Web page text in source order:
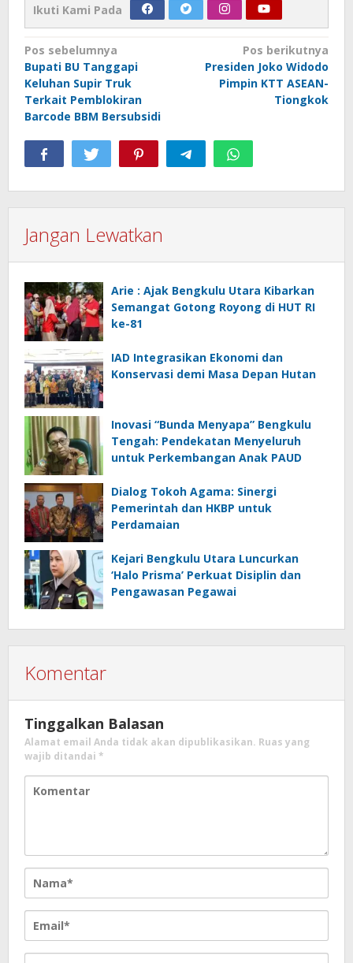
Ikuti Kami Pada
Navigasi
pos
Pos sebelumnya
Bupati BU Tanggapi
Keluhan Supir Truk
Terkait Pemblokiran
Barcode BBM Bersubsidi
Pos berikutnya
Presiden Joko Widodo
Pimpin KTT ASEAN-
Tiongkok
Jangan Lewatkan
Arie : Ajak Bengkulu Utara Kibarkan
Semangat Gotong Royong di HUT RI
ke-81
IAD Integrasikan Ekonomi dan
Konservasi demi Masa Depan Hutan
Inovasi “Bunda Menyapa” Bengkulu
Tengah: Pendekatan Menyeluruh
untuk Perkembangan Anak PAUD
Dialog Tokoh Agama: Sinergi
Pemerintah dan HKBP untuk
Perdamaian
Kejari Bengkulu Utara Luncurkan
‘Halo Prisma’ Perkuat Disiplin dan
Pengawasan Pegawai
Komentar
Tinggalkan Balasan
Alamat email Anda tidak akan dipublikasikan. Ruas yang
wajib ditandai *